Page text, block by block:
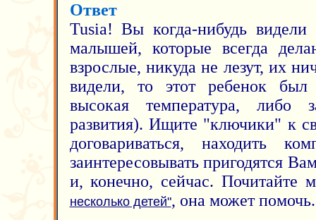
Ответ
Tusia! Вы когда-нибудь
малышей, которые всегда
взрослые, никуда не лезут, их
видели, то этот ребенок был
высокая температура, либо
развития). Ищите "ключики" к
договариваться, находить
заинтересовывать пригодятся
и, конечно, сейчас. Почитайте
несколько детей", она может помочь.